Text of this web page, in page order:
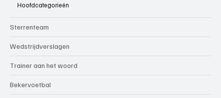
Hoofdcategorieën
Sterrenteam
Wedstrijdverslagen
Trainer aan het woord
Bekervoetbal